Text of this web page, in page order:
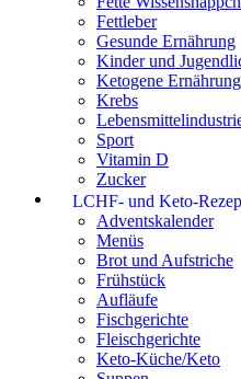
Fettleber
Gesunde Ernährung
Kinder und
Ketogene
Krebs
Sport
Vitamin D
Zucker
LCHF- und Keto-
Adventskalender
Menüs
Brot und Aufstriche
Frühstück
Aufläufe
Fischgerichte
Fleischgerichte
Keto-Küche/Keto